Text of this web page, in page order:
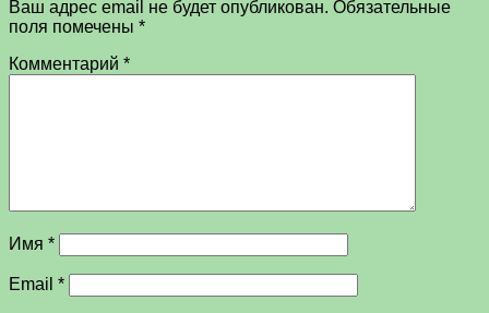
Ваш адрес email не будет опубликован. Обязательные
поля помечены *
Комментарий *
Имя *
Email *